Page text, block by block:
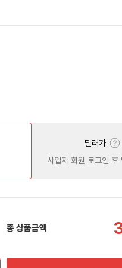
딜러가
사업자 회원 로그인 후
총 상품금액